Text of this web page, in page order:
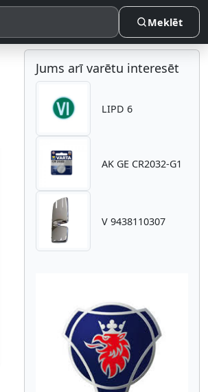
Meklēt
Jums arī varētu interesēt
LIPD 6
AK GE CR2032-G1
V 9438110307
Atpakaļ